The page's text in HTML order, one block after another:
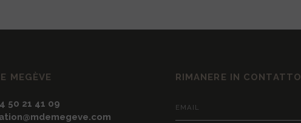
MEGÈVE
50 21 41 09
RIMANERE IN CONTATTO